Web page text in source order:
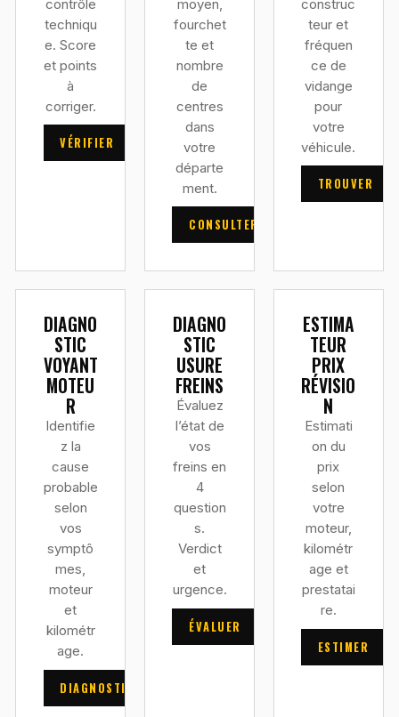
contrôle
techniqu
e. Score
et points
à
corriger.
VÉRIFIER
moyen,
fourchet
te et
nombre
de
centres
dans
votre
départe
ment.
CONSULTER
construc
teur et
fréquen
ce de
vidange
pour
votre
véhicule.
TROUVER
DIAGNO
STIC
VOYANT
MOTEU
R
Identifie
z la
cause
probable
selon
vos
symptô
mes,
moteur
et
kilométr
age.
DIAGNOSTIQUER
DIAGNO
STIC
USURE
FREINS
Évaluez
l’état de
vos
freins en
4
question
s.
Verdict
et
urgence.
ÉVALUER
ESTIMA
TEUR
PRIX
RÉVISIO
N
Estimati
on du
prix
selon
votre
moteur,
kilométr
age et
prestatai
re.
ESTIMER